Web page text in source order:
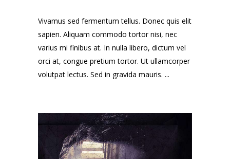
Vivamus sed fermentum tellus. Donec quis elit
sapien. Aliquam commodo tortor nisi, nec
varius mi finibus at. In nulla libero, dictum vel
orci at, congue pretium tortor. Ut ullamcorper
volutpat lectus. Sed in gravida mauris. ...